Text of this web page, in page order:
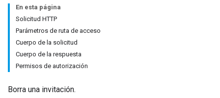
En esta página
Solicitud HTTP
Parámetros de ruta de acceso
Cuerpo de la solicitud
Cuerpo de la respuesta
Permisos de autorización
Borra una invitación.